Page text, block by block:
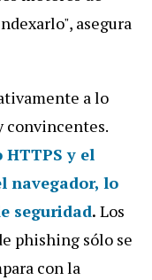
asegura
a lo
convincentes.
y el
navegador, lo
seguridad. Los
phishing sólo se
con la